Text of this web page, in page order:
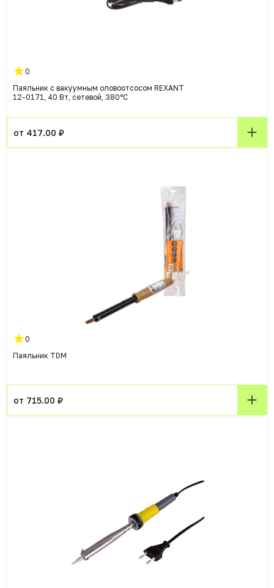
0
Паяльник с вакуумным оловоотсосом REXANT
12-0171, 40 Вт, сетевой, 380°C
от 417.00 ₽
0
Паяльник TDM
от 715.00 ₽